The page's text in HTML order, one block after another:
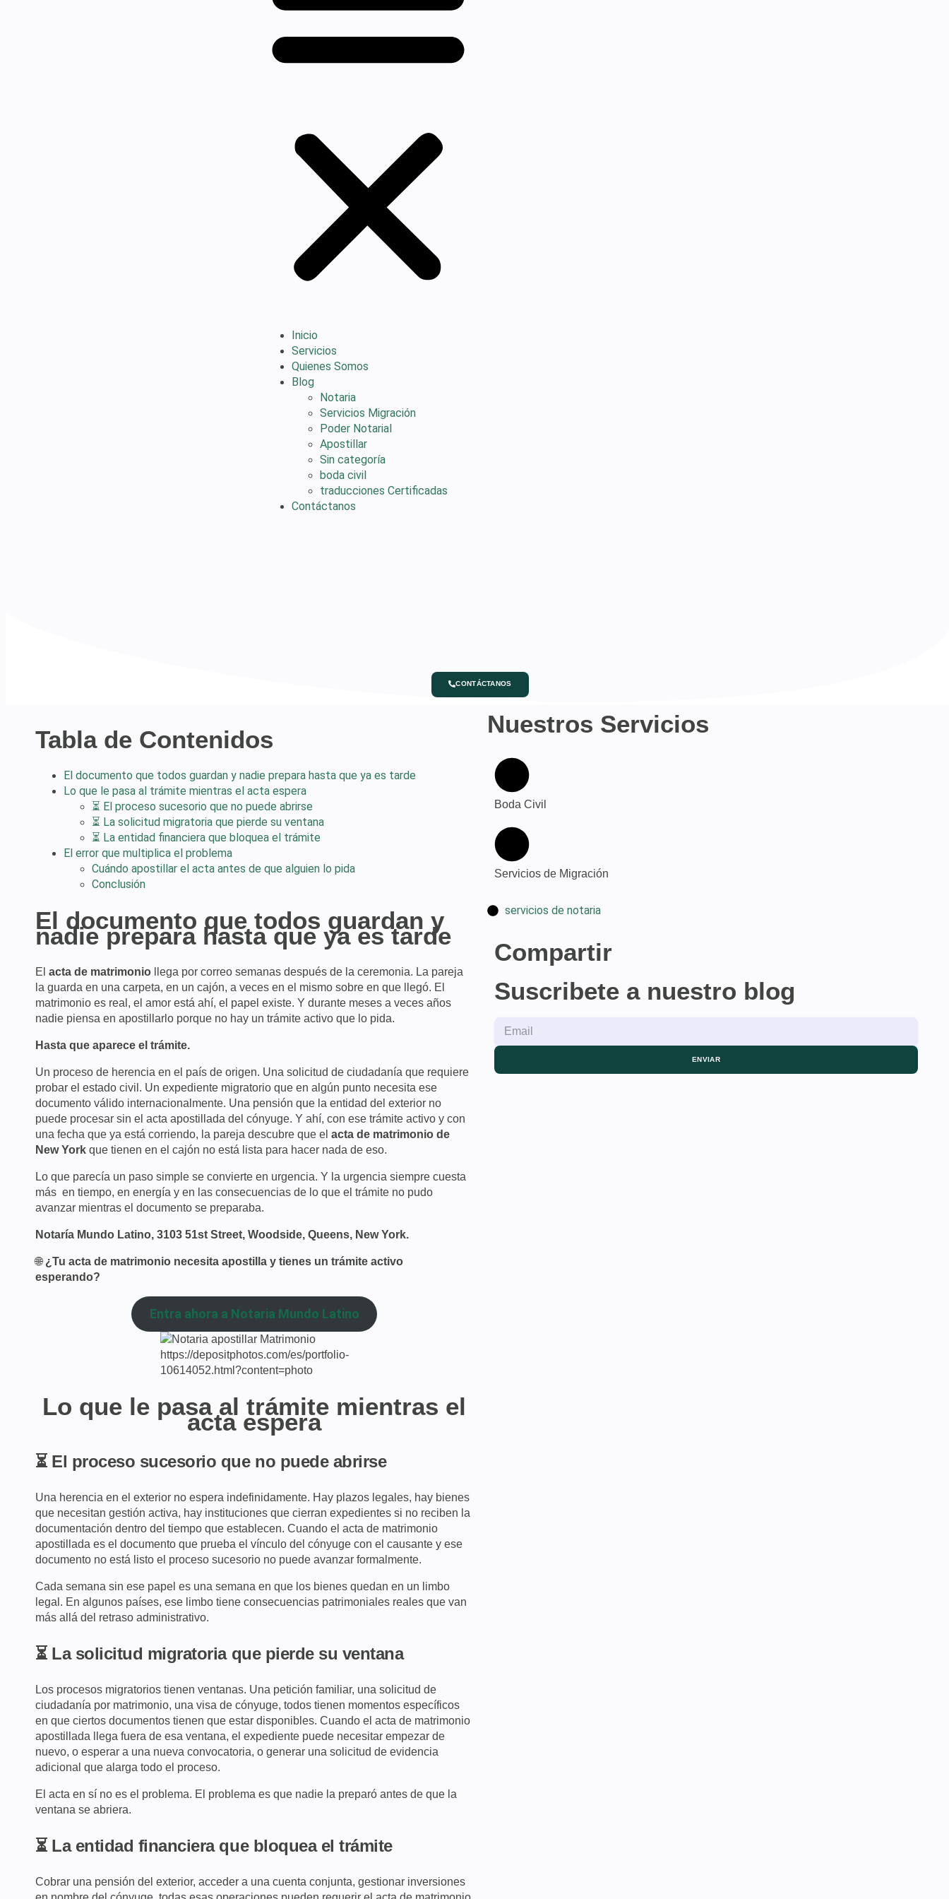
Inicio
Servicios
Quienes Somos
Blog
Notaria
Servicios Migración
Poder Notarial
Apostillar
Sin categoría
boda civil
traducciones Certificadas
Contáctanos
CONTÁCTANOS
Tabla de Contenidos
El documento que todos guardan y nadie prepara hasta que ya es tarde
Lo que le pasa al trámite mientras el acta espera
⏳ El proceso sucesorio que no puede abrirse
⏳ La solicitud migratoria que pierde su ventana
⏳ La entidad financiera que bloquea el trámite
El error que multiplica el problema
Cuándo apostillar el acta antes de que alguien lo pida
Conclusión
El documento que todos guardan y
nadie prepara hasta que ya es tarde
El acta de matrimonio llega por correo semanas después de la ceremonia. La pareja
la guarda en una carpeta, en un cajón, a veces en el mismo sobre en que llegó. El
matrimonio es real, el amor está ahí, el papel existe. Y durante meses a veces años
nadie piensa en apostillarlo porque no hay un trámite activo que lo pida.
Hasta que aparece el trámite.
Un proceso de herencia en el país de origen. Una solicitud de ciudadanía que requiere
probar el estado civil. Un expediente migratorio que en algún punto necesita ese
documento válido internacionalmente. Una pensión que la entidad del exterior no
puede procesar sin el acta apostillada del cónyuge. Y ahí, con ese trámite activo y con
una fecha que ya está corriendo, la pareja descubre que el acta de matrimonio de
New York que tienen en el cajón no está lista para hacer nada de eso.
Lo que parecía un paso simple se convierte en urgencia. Y la urgencia siempre cuesta
más en tiempo, en energía y en las consecuencias de lo que el trámite no pudo
avanzar mientras el documento se preparaba.
Notaría Mundo Latino, 3103 51st Street, Woodside, Queens, New York.
🌐 ¿Tu acta de matrimonio necesita apostilla y tienes un trámite activo
esperando?
Entra ahora a Notaria Mundo Latino
https://depositphotos.com/es/portfolio-
10614052.html?content=photo
Lo que le pasa al trámite mientras el
acta espera
⏳ El proceso sucesorio que no puede abrirse
Una herencia en el exterior no espera indefinidamente. Hay plazos legales, hay bienes
que necesitan gestión activa, hay instituciones que cierran expedientes si no reciben la
documentación dentro del tiempo que establecen. Cuando el acta de matrimonio
apostillada es el documento que prueba el vínculo del cónyuge con el causante y ese
documento no está listo el proceso sucesorio no puede avanzar formalmente.
Cada semana sin ese papel es una semana en que los bienes quedan en un limbo
legal. En algunos países, ese limbo tiene consecuencias patrimoniales reales que van
más allá del retraso administrativo.
⏳ La solicitud migratoria que pierde su ventana
Los procesos migratorios tienen ventanas. Una petición familiar, una solicitud de
ciudadanía por matrimonio, una visa de cónyuge, todos tienen momentos específicos
en que ciertos documentos tienen que estar disponibles. Cuando el acta de matrimonio
apostillada llega fuera de esa ventana, el expediente puede necesitar empezar de
nuevo, o esperar a una nueva convocatoria, o generar una solicitud de evidencia
adicional que alarga todo el proceso.
El acta en sí no es el problema. El problema es que nadie la preparó antes de que la
ventana se abriera.
⏳ La entidad financiera que bloquea el trámite
Cobrar una pensión del exterior, acceder a una cuenta conjunta, gestionar inversiones
Nuestros Servicios
Boda Civil
Servicios de Migración
servicios de notaria
Compartir
Suscribete a nuestro blog
ENVIAR